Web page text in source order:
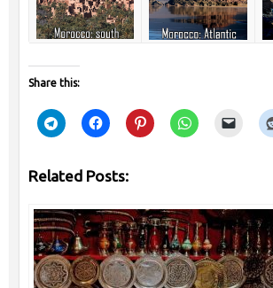
Share this:
Related Posts: